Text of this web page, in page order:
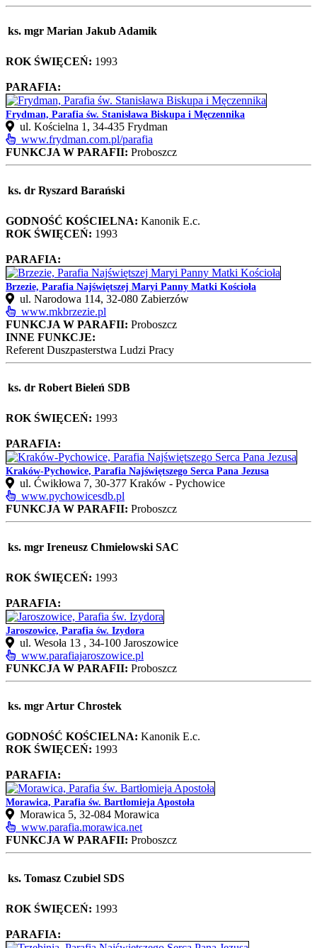
ks. mgr Marian Jakub Adamik
ROK ŚWIĘCEŃ: 1993
PARAFIA:
Frydman, Parafia św. Stanisława Biskupa i Męczennika
ul. Kościelna 1, 34‑435 Frydman
www.frydman.com.pl/parafia
FUNKCJA W PARAFII: Proboszcz
ks. dr Ryszard Barański
GODNOŚĆ KOŚCIELNA: Kanonik E.c.
ROK ŚWIĘCEŃ: 1993
PARAFIA:
Brzezie, Parafia Najświętszej Maryi Panny Matki Kościoła
ul. Narodowa 114, 32-080 Zabierzów
www.mkbrzezie.pl
FUNKCJA W PARAFII: Proboszcz
INNE FUNKCJE:
Referent Duszpasterstwa Ludzi Pracy
ks. dr Robert Bieleń SDB
ROK ŚWIĘCEŃ: 1993
PARAFIA:
Kraków-Pychowice, Parafia Najświętszego Serca Pana Jezusa
ul. Ćwikłowa 7, 30-377 Kraków - Pychowice
www.pychowicesdb.pl
FUNKCJA W PARAFII: Proboszcz
ks. mgr Ireneusz Chmielowski SAC
ROK ŚWIĘCEŃ: 1993
PARAFIA:
Jaroszowice, Parafia św. Izydora
ul. Wesoła 13 , 34-100 Jaroszowice
www.parafiajaroszowice.pl
FUNKCJA W PARAFII: Proboszcz
ks. mgr Artur Chrostek
GODNOŚĆ KOŚCIELNA: Kanonik E.c.
ROK ŚWIĘCEŃ: 1993
PARAFIA:
Morawica, Parafia św. Bartłomieja Apostoła
Morawica 5, 32-084 Morawica
www.parafia.morawica.net
FUNKCJA W PARAFII: Proboszcz
ks. Tomasz Czubiel SDS
ROK ŚWIĘCEŃ: 1993
PARAFIA: